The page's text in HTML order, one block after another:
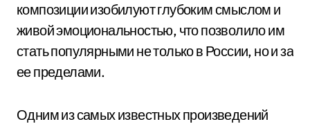
композиции изобилуют глубоким смыслом и
живой эмоциональностью, что позволило им
стать популярными не только в России, но и за
ее пределами.
Одним из самых известных произведений